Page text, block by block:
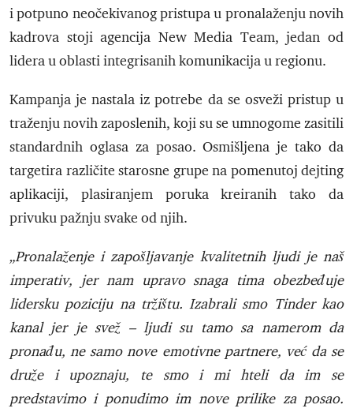
i potpuno neočekivanog pristupa u pronalaženju novih
kadrova stoji agencija New Media Team, jedan od
lidera u oblasti integrisanih komunikacija u regionu.
Kampanja je nastala iz potrebe da se osveži pristup u
traženju novih zaposlenih, koji su se umnogome zasitili
standardnih oglasa za posao. Osmišljena je tako da
targetira različite starosne grupe na pomenutoj dejting
aplikaciji, plasiranjem poruka kreiranih tako da
privuku pažnju svake od njih.
„Pronalaženje i zapošljavanje kvalitetnih ljudi je naš
imperativ, jer nam upravo snaga tima obezbeđuje
lidersku poziciju na tržištu. Izabrali smo Tinder kao
kanal jer je svež – ljudi su tamo sa namerom da
pronađu, ne samo nove emotivne partnere, već da se
druže i upoznaju, te smo i mi hteli da im se
predstavimo i ponudimo im nove prilike za posao.